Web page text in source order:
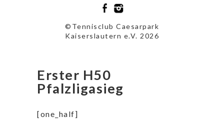
©Tennisclub Caesarpark
Kaiserslautern e.V. 2026
Erster H50
Pfalzligasieg
[one_half]